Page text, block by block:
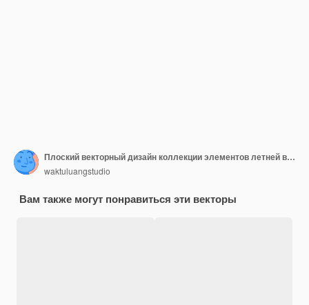
Плоский векторный дизайн коллекции элементов летней вечеринки
waktuluangstudio
Вам также могут понравиться эти векторы